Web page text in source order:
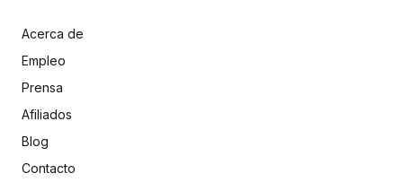
Acerca de
Empleo
Prensa
Afiliados
Blog
Contacto